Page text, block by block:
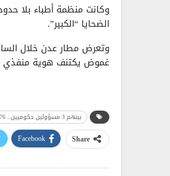
وكانت منظمة أطباء بلا
الضحايا “الكبير”.
غموض يكتنف هوية منفذي
بينهم 3 مسؤولين حكوميين.. 76 قتيل وجريح حصيلة ضحايا هجوم مطار عدن..!
Share
Facebook